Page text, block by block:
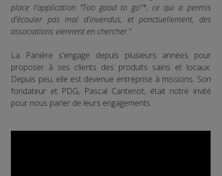
place l'application "Too good to go"*, ce qui a permis
d'écouler pas mal d'invendus, et ponctuellement, des
associations viennent en chercher."
La Panière s'engage depuis plusieurs années pour
proposer à ses clients des produits sains et locaux.
Depuis peu, elle est devenue entreprise à missions. Son
fondateur et PDG, Pascal Cantenot, était notre invité
pour nous parler de leurs engagements.